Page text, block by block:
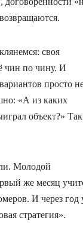
своя
чин по чину. И
просто
«А из каких
объект?»
Молодой
же месяц
И через год
стратегия».